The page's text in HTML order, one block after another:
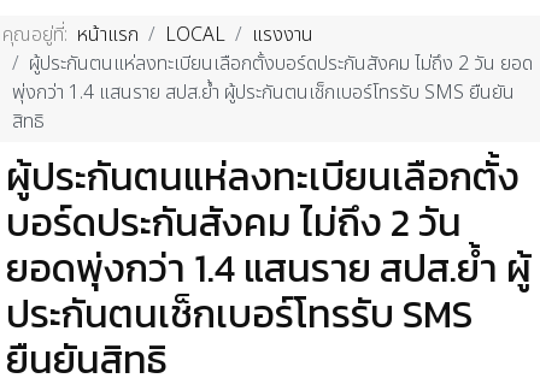
คุณอยู่ที่: หน้าแรก LOCAL
แรงงาน
ผู้ประกันตนแห่ลงทะเบียนเลือกตั้งบอร์ดประกันสังคม ไม่ถึง 2 วัน ยอด
พุ่งกว่า 1.4 แสนราย สปส.ย้ำ ผู้ประกันตนเช็กเบอร์โทรรับ SMS ยืนยัน
สิทธิ
ผู้ประกันตนแห่ลงทะเบียนเลือกตั้ง
บอร์ดประกันสังคม ไม่ถึง 2 วัน
ยอดพุ่งกว่า 1.4 แสนราย สปส.ย้ำ ผู้
ประกันตนเช็กเบอร์โทรรับ SMS
ยืนยันสิทธิ